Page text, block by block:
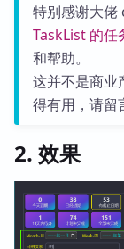
特别感谢大
TaskList 的任
和帮助。
这并不是商业
得有用，请留
2. 效果